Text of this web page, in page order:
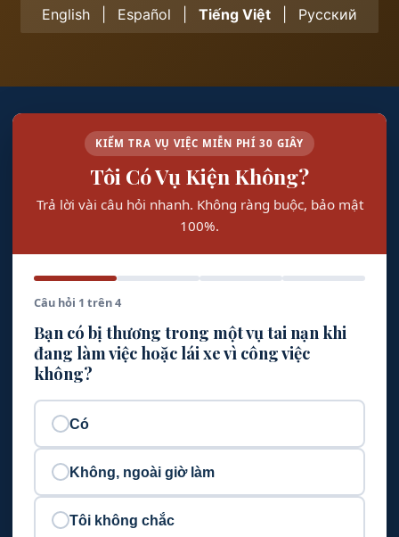
English Español Tiếng Việt Русский
KIỂM TRA VỤ VIỆC MIỄN PHÍ 30 GIÂY
Tôi Có Vụ Kiện Không?
Trả lời vài câu hỏi nhanh. Không ràng buộc, bảo mật
100%.
Câu hỏi 1 trên 4
Bạn có bị thương trong một vụ tai nạn khi
đang làm việc hoặc lái xe vì công việc
không?
Có
Không, ngoài giờ làm
Tôi không chắc